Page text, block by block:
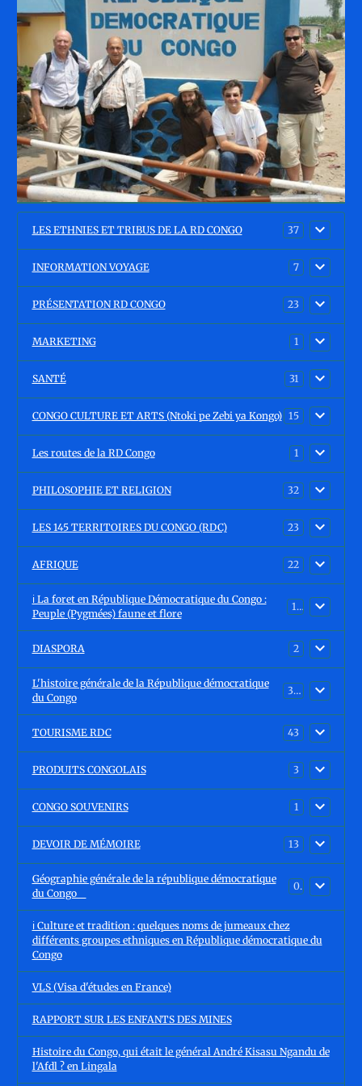
LES ETHNIES ET TRIBUS DE LA RD CONGO 37
INFORMATION VOYAGE 7
PRÉSENTATION RD CONGO 23
MARKETING 1
SANTÉ 31
CONGO CULTURE ET ARTS (Ntoki pe Zebi ya Kongo) 15
Les routes de la RD Congo 1
PHILOSOPHIE ET RELIGION 32
LES 145 TERRITOIRES DU CONGO (RDC) 23
AFRIQUE 22
ℹ️ La foret en République Démocratique du Congo :
Peuple (Pygmées) faune et flore
15
DIASPORA 2
L'histoire générale de la République démocratique
du Congo
30
TOURISME RDC 43
PRODUITS CONGOLAIS 3
CONGO SOUVENIRS 1
DEVOIR DE MÉMOIRE 13
Géographie générale de la république démocratique
du Congo
0
ℹ️ Culture et tradition : quelques noms de jumeaux chez
différents groupes ethniques en République démocratique du
Congo
VLS (Visa d'études en France)
RAPPORT SUR LES ENFANTS DES MINES
Histoire du Congo, qui était le général André Kisasu Ngandu de
l'Afdl ? en Lingala